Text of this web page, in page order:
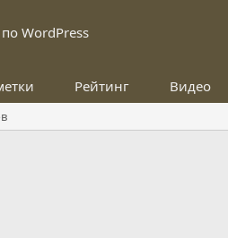
WordPress
Рейтинг Видео